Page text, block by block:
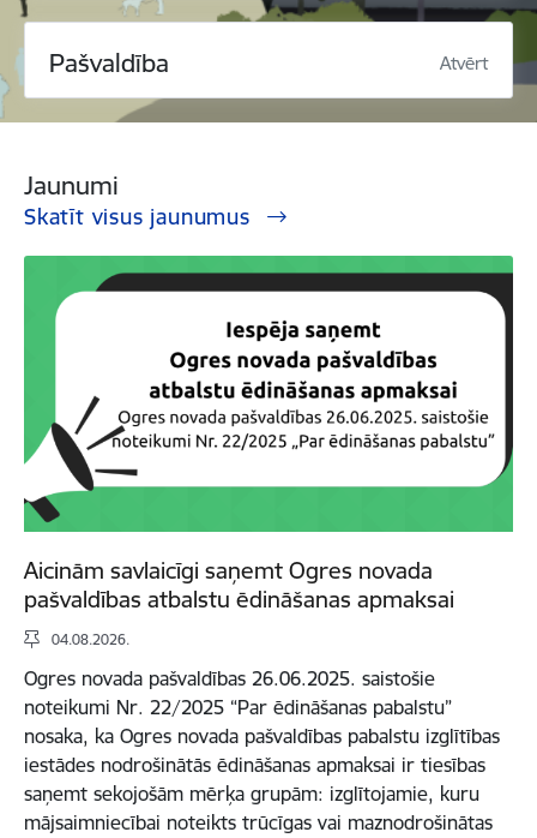
Pašvaldība Atvērt
Jaunumi
Skatīt visus jaunumus
Aicinām savlaicīgi saņemt Ogres novada
pašvaldības atbalstu ēdināšanas apmaksai
04.08.2026.
Ogres novada pašvaldības 26.06.2025. saistošie
noteikumi Nr. 22/2025 “Par ēdināšanas pabalstu”
nosaka, ka Ogres novada pašvaldības pabalstu izglītības
iestādes nodrošinātās ēdināšanas apmaksai ir tiesības
saņemt sekojošām mērķa grupām: izglītojamie, kuru
mājsaimniecībai noteikts trūcīgas vai maznodrošinātas